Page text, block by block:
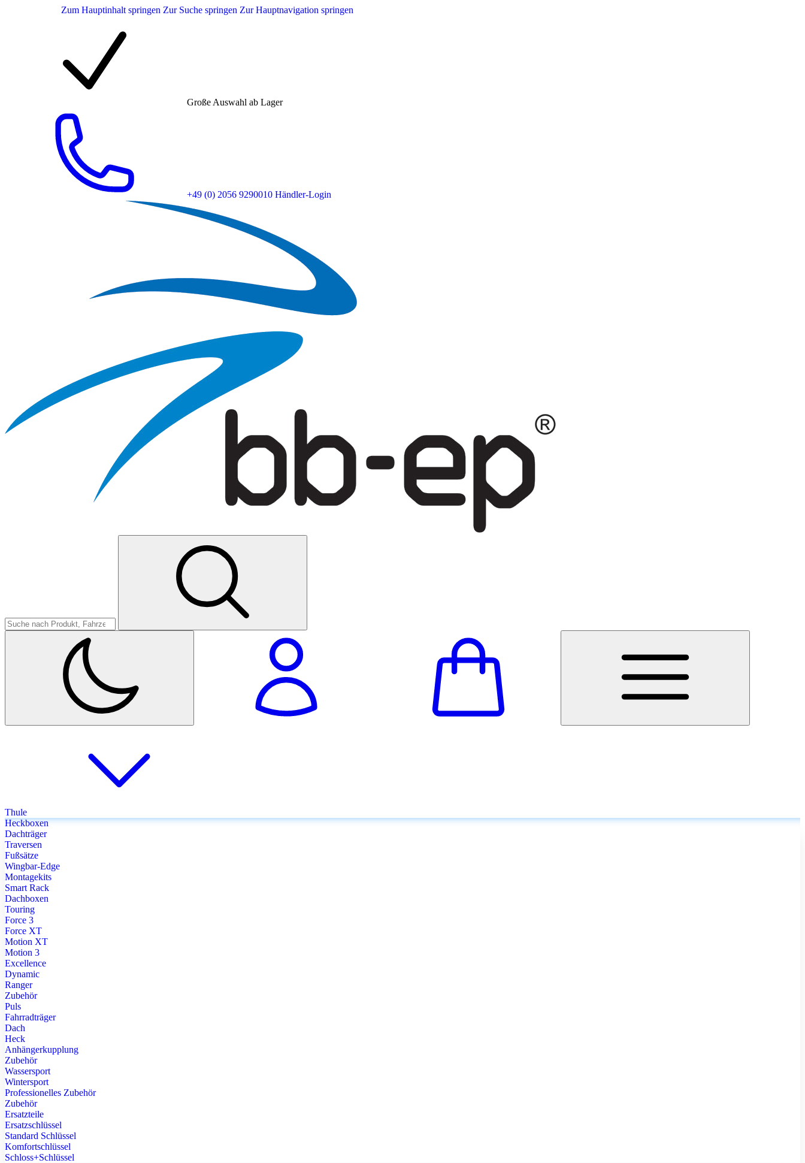
Zum Hauptinhalt springen Zur Suche springen Zur Hauptnavigation springen
Große Auswahl ab Lager
+49 (0) 2056 9290010 Händler-Login
Thule
Heckboxen
Dachträger
Traversen
Fußsätze
Wingbar-Edge
Montagekits
Smart Rack
Dachboxen
Touring
Force 3
Force XT
Motion XT
Motion 3
Excellence
Dynamic
Ranger
Zubehör
Puls
Fahrradträger
Dach
Heck
Anhängerkupplung
Zubehör
Wassersport
Wintersport
Professionelles Zubehör
Zubehör
Ersatzteile
Ersatzschlüssel
Standard Schlüssel
Komfortschlüssel
Schloss+Schlüssel